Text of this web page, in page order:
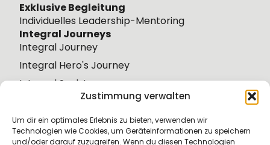
Zustimmung verwalten
Um dir ein optimales Erlebnis zu bieten, verwenden wir
Technologien wie Cookies, um Geräteinformationen zu speichern
und/oder darauf zuzugreifen. Wenn du diesen Technologien
Exklusive Begleitung
Individuelles Leadership-Mentoring
Integral Journeys
Integral Journey
Integral Hero's Journey
Integral Soul Journey
Integral Wisdom Journey
Weiteres
Über mich